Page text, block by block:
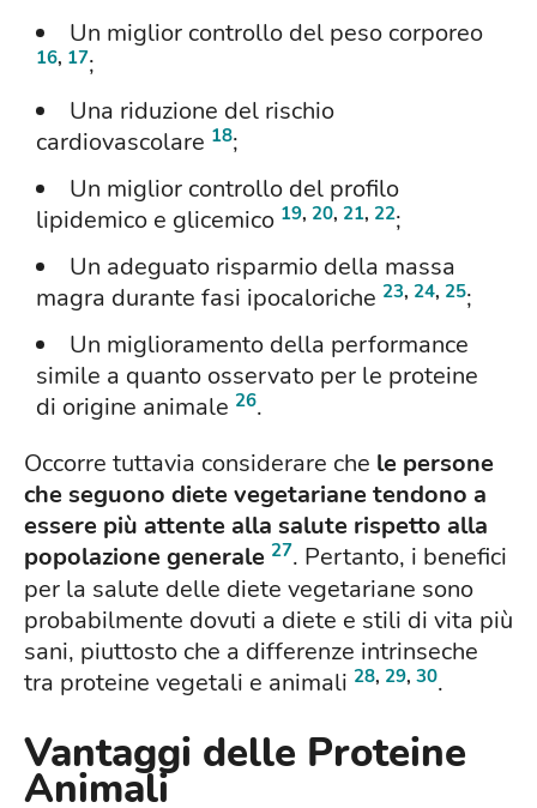
Un miglior controllo del peso corporeo
16, 17;
Una riduzione del rischio
cardiovascolare 18;
Un miglior controllo del profilo
lipidemico e glicemico 19, 20, 21, 22;
Un adeguato risparmio della massa
magra durante fasi ipocaloriche 23, 24, 25;
Un miglioramento della performance
simile a quanto osservato per le proteine
di origine animale 26.
Occorre tuttavia considerare che le persone
che seguono diete vegetariane tendono a
essere più attente alla salute rispetto alla
popolazione generale 27. Pertanto, i benefici
per la salute delle diete vegetariane sono
probabilmente dovuti a diete e stili di vita più
sani, piuttosto che a differenze intrinseche
tra proteine vegetali e animali 28, 29, 30.
Vantaggi delle Proteine
Animali